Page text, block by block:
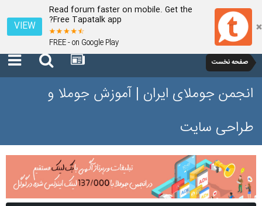
Read forum faster on mobile. Get the
Free Tapatalk app?
FREE - on Google Play
VIEW
صفحه نخست
انجمن جوملای ایران | آموزش جوملا و
طراحی سایت